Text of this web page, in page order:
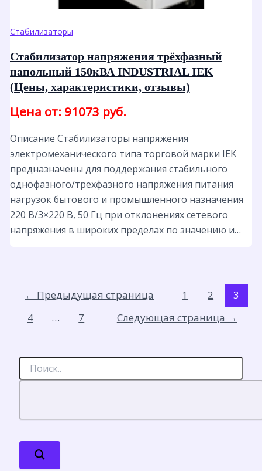
Стабилизаторы
Стабилизатор напряжения трёхфазный
напольный 150кВА INDUSTRIAL IEK
(Цены, характеристики, отзывы)
Цена от: 91073 руб.
Описание Стабилизаторы напряжения
электромеханического типа торговой марки IEK
предназначены для поддержания стабильного
однофазного/трехфазного напряжения питания
нагрузок бытового и промышленного назначения
220 B/3×220 В, 50 Гц при отклонениях сетевого
напряжения в широких пределах по значению и…
← Предыдущая страница 1 2
3
4
… 7 Следующая страница →